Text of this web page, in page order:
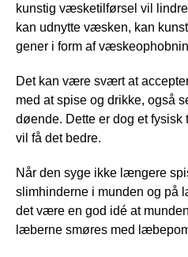
kunstig væsketilførsel vil
kan udnytte væsken, kan
gener i form af
Det kan være svært at
med at spise og drikke, også
døende. Dette er dog et fysisk
vil få det bedre.
Når den syge ikke længere
slimhinderne i munden og på
det være en god idé at
læberne smøres med